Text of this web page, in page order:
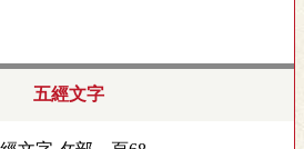
五經文字